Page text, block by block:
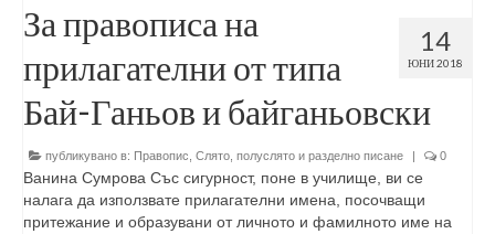
14
ЮНИ 2018
За правописа на
прилагателни от типа
Бай-Ганьов и байганьовски
публикувано в: Правопис Слято, полуслято и разделно писане | 0
Ванина Сумрова Със сигурност, поне в училище, ви се
налага да използвате прилагателни имена, посочващи
притежание и образувани от личното и фамилното име на